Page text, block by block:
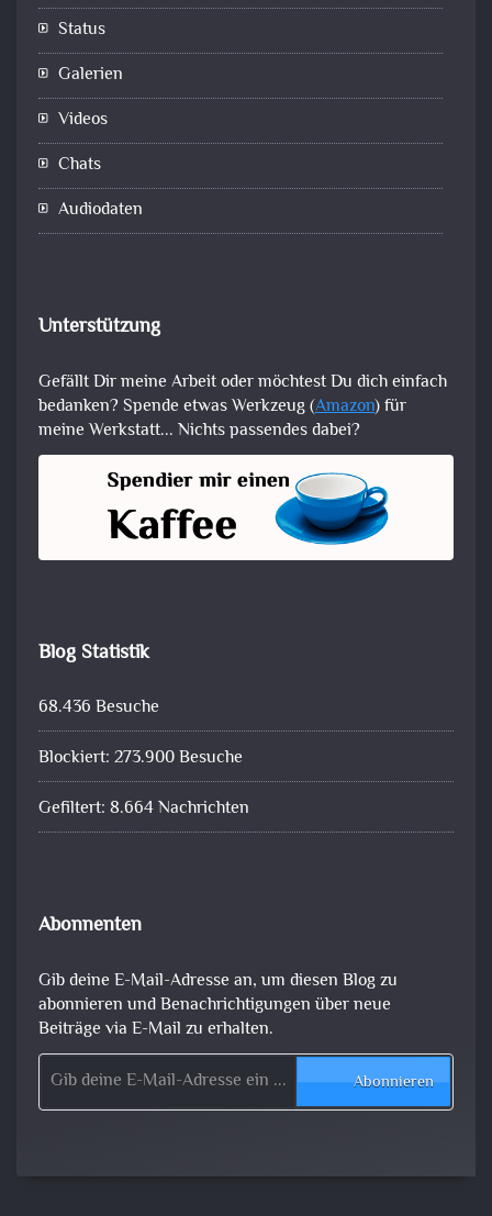
Status
Galerien
Videos
Chats
Audiodaten
Unterstützung
Gefällt Dir meine Arbeit oder möchtest Du dich einfach
bedanken? Spende etwas Werkzeug (Amazon) für
meine Werkstatt... Nichts passendes dabei?
Blog Statistik
68.436 Besuche
Blockiert: 273.900 Besuche
Gefiltert: 8.664 Nachrichten
Abonnenten
Gib deine E-Mail-Adresse an, um diesen Blog zu
abonnieren und Benachrichtigungen über neue
Beiträge via E-Mail zu erhalten.
Gib deine E-Mail-Adresse ein ...
Abonnieren